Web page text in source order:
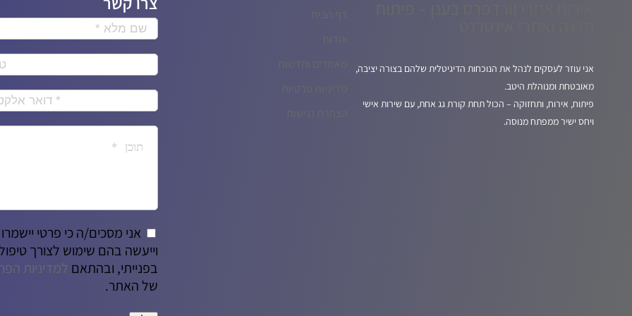
אני עוזר לעסקים לנהל את הנוכחות הדיגיטלית שלהם בצורה יציבה,
מאובטחת ומנוהלת היטב.
פיתוח, אירוח, ותחזוקה – הכול תחת קורת גג אחת, עם שירות אישי
ויחס ישיר ממפתח מנוסה.
אני מסכים/ה כי פרטי יישמרו
וייעשה בהם שימוש לצורך
בפנייתי, ובהתאם למדיניות
של האתר.